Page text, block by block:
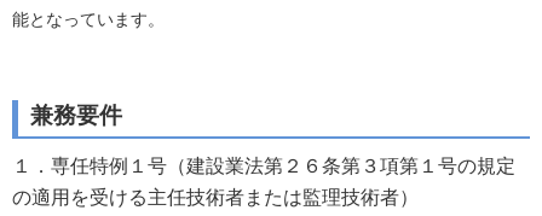
能となっています。
兼務要件
１．専任特例１号（建設業法第２６条第３項第１号の規定
の適用を受ける主任技術者または監理技術者）